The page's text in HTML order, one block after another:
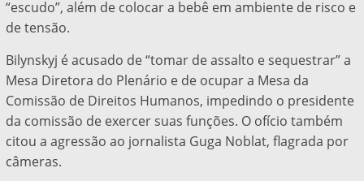
“escudo”, além de colocar a bebê em ambiente de risco e
de tensão.
Bilynskyj é acusado de “tomar de assalto e sequestrar” a
Mesa Diretora do Plenário e de ocupar a Mesa da
Comissão de Direitos Humanos, impedindo o presidente
da comissão de exercer suas funções. O ofício também
citou a agressão ao jornalista Guga Noblat, flagrada por
câmeras.